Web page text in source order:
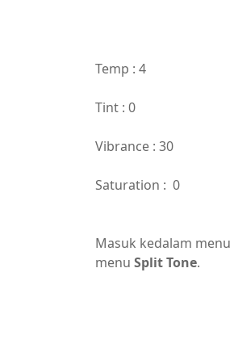
Temp : 4
Tint : 0
Vibrance : 30
Saturation : 0
Masuk kedalam menu
menu Split Tone.